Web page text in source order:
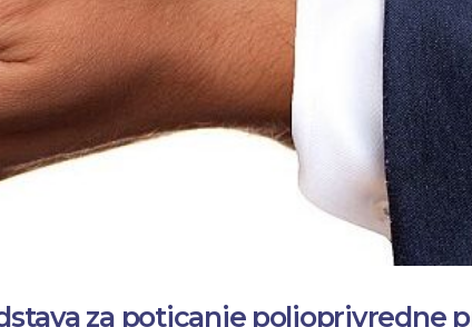
za poticanje poljoprivredne